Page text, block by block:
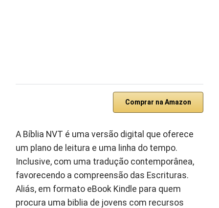
Comprar na Amazon
A Bíblia NVT é uma versão digital que oferece
um plano de leitura e uma linha do tempo.
Inclusive, com uma tradução contemporânea,
favorecendo a compreensão das Escrituras.
Aliás, em formato eBook Kindle para quem
procura uma biblia de jovens com recursos